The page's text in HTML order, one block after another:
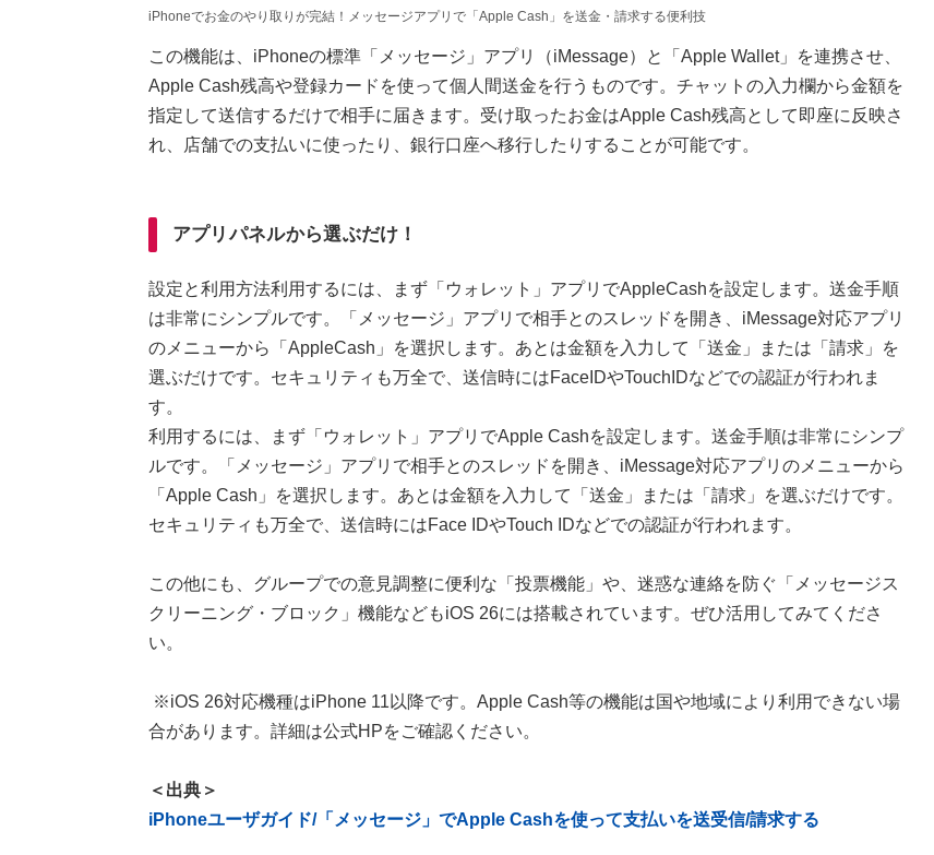
iPhoneでお金のやり取りが完結！メッセージアプリで「Apple Cash」を送金・請求する便利技
この機能は、iPhoneの標準「メッセージ」アプリ（iMessage）と「Apple Wallet」を連携させ、
Apple Cash残高や登録カードを使って個人間送金を行うものです。チャットの入力欄から金額を
指定して送信するだけで相手に届きます。受け取ったお金はApple Cash残高として即座に反映さ
れ、店舗での支払いに使ったり、銀行口座へ移行したりすることが可能です。
アプリパネルから選ぶだけ！
設定と利用方法利用するには、まず「ウォレット」アプリでAppleCashを設定します。送金手順
は非常にシンプルです。「メッセージ」アプリで相手とのスレッドを開き、iMessage対応アプリ
のメニューから「AppleCash」を選択します。あとは金額を入力して「送金」または「請求」を
選ぶだけです。セキュリティも万全で、送信時にはFaceIDやTouchIDなどでの認証が行われま
す。
利用するには、まず「ウォレット」アプリでApple Cashを設定します。送金手順は非常にシンプ
ルです。「メッセージ」アプリで相手とのスレッドを開き、iMessage対応アプリのメニューから
「Apple Cash」を選択します。あとは金額を入力して「送金」または「請求」を選ぶだけです。
セキュリティも万全で、送信時にはFace IDやTouch IDなどでの認証が行われます。
この他にも、グループでの意見調整に便利な「投票機能」や、迷惑な連絡を防ぐ「メッセージス
クリーニング・ブロック」機能などもiOS 26には搭載されています。ぜひ活用してみてくださ
い。
※iOS 26対応機種はiPhone 11以降です。Apple Cash等の機能は国や地域により利用できない場
合があります。詳細は公式HPをご確認ください。
＜出典＞
iPhoneユーザガイド/「メッセージ」でApple Cashを使って支払いを送受信/請求する